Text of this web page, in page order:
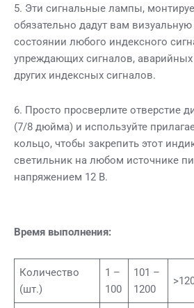
5. Эти сигнальные лампы,
обязательно дадут вам визуальную
состоянии любого индексного
упреждающих сигналов, аварийных
других индексных сигналов.
6. Просто просверлите отверстие
(7/8 дюйма) и используйте
кольцо, чтобы закрепить этот
светильник на любом источнике
напряжением 12 В.
Время выполнения:
Количество
(шт.)
1 –
100
101 –
1200